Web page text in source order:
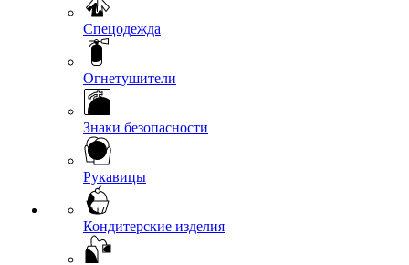
Спецодежда
Огнетушители
Знаки безопасности
Рукавицы
Кондитерские изделия